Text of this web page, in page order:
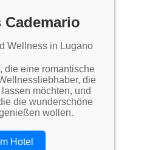
Cademario
Wellness in Lugano
die eine romantische
die
möchten, und
die wunderschöne
wollen.
Hotel